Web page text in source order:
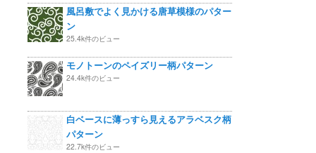
風呂敷でよく見かける唐草模様のパター
ン
25.4k件のビュー
モノトーンのペイズリー柄パターン
24.4k件のビュー
白ベースに薄っすら見えるアラベスク柄
パターン
22.7k件のビュー